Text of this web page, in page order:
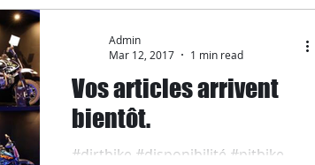
Vos articles arrivent
bientôt.
#dirtbike #disponibilité #pitbike
Admin
Mar 12, 2017
1 min read